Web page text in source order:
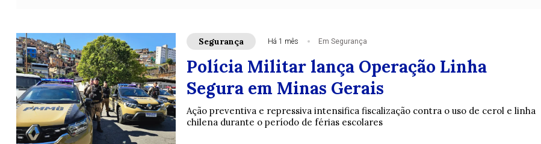
Segurança Há 1 mês Em Segurança
Polícia Militar lança Operação Linha
Segura em Minas Gerais
Ação preventiva e repressiva intensifica fiscalização contra o uso de cerol e linha
chilena durante o período de férias escolares